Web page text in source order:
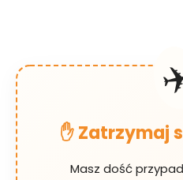
✋ Zatrzymaj
Masz dość